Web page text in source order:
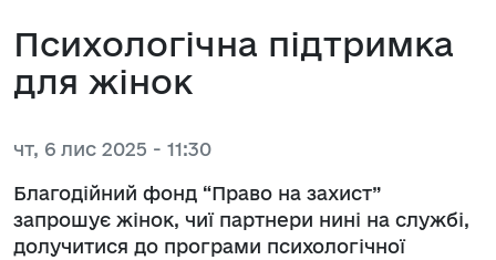
Психологічна підтримка
для жінок
чт, 6 лис 2025 - 11:30
Благодійний фонд “Право на захист”
запрошує жінок, чиї партнери нині на службі,
долучитися до програми психологічної